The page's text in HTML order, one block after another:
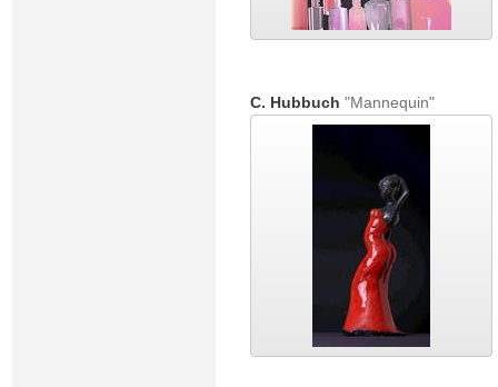
C. Hubbuch "Mannequin"